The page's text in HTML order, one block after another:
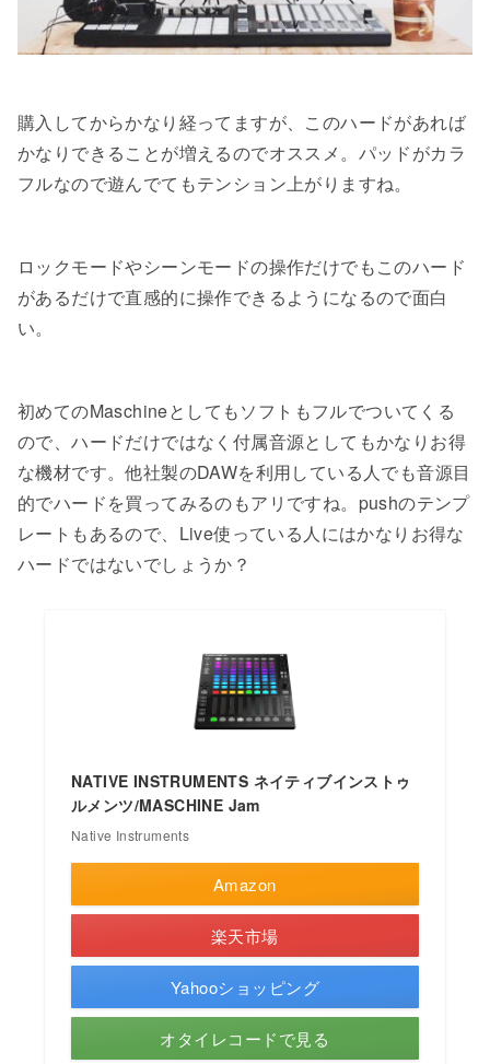
購入してからかなり経ってますが、このハードがあれば
かなりできることが増えるのでオススメ。パッドがカラ
フルなので遊んでてもテンション上がりますね。
ロックモードやシーンモードの操作だけでもこのハード
があるだけで直感的に操作できるようになるので面白
い。
初めてのMaschineとしてもソフトもフルでついてくる
ので、ハードだけではなく付属音源としてもかなりお得
な機材です。他社製のDAWを利用している人でも音源目
的でハードを買ってみるのもアリですね。pushのテンプ
レートもあるので、Live使っている人にはかなりお得な
ハードではないでしょうか？
NATIVE INSTRUMENTS ネイティブインストゥ
ルメンツ/MASCHINE Jam
Native Instruments
Amazon
楽天市場
Yahooショッピング
オタイレコードで見る